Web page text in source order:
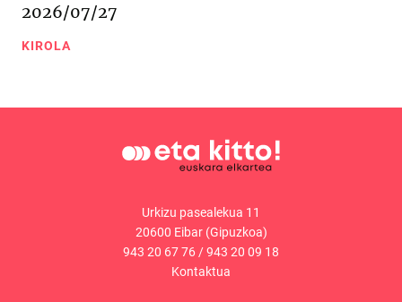
2026/07/27
KIROLA
Urkizu pasealekua 11
20600 Eibar (Gipuzkoa)
943 20 67 76/943 20 09 18
Kontaktua